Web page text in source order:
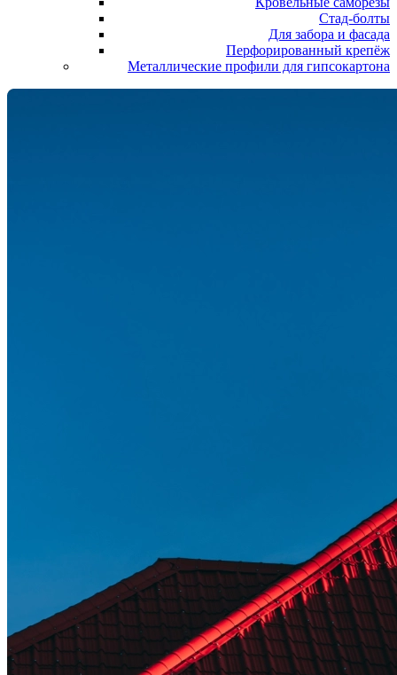
Стад-болты
Для забора и фасада
Перфорированный крепёж
Металлические профили для гипсокартона